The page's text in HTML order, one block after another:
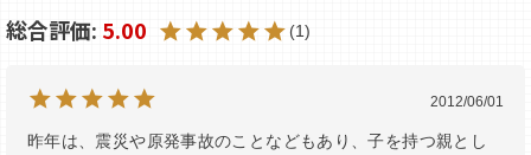
5.00 1
2012/06/01
昨年は、震災や原発事故のことなどもあり、子を持つ親とし